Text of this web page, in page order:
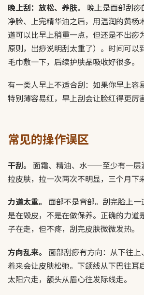
晚上刮：放松、养肤。
晚上是面部刮
净脸、上完精华油之后，用温润的黄杨
道可以比早上稍重一点，但还是不出痧
原则，出痧说明刮太重了）。时间可以
毛巾敷一下，后续护肤品吸收好很多。
有一类人早上不适合刮：如果你早上容
特别薄容易红，早上刮会让脸红得更厉
常见的操作误区
干刮。
面霜、精油、水——至少有一层
拉皮肤，拉一次两次不明显，三个月下
力道太重。
面部不是背部。刮完脸上
是在毁皮，不是在做保养。正确的力
子在走，但不疼，刮完皮肤微微发热。
方向乱来。
面部刮痧有方向：从下往
着来会让皮肤松弛。下颌线从下巴往耳
太阳穴走，额头从眉心往发际线走。